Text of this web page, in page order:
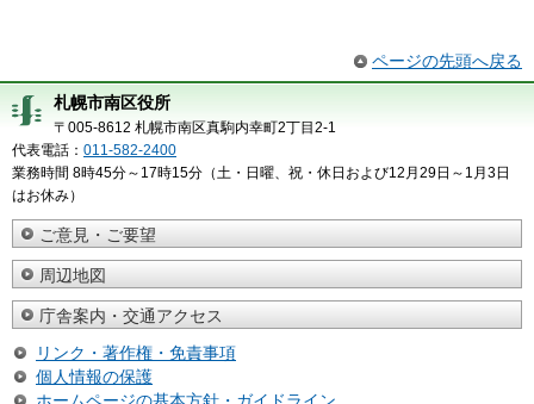
ページの先頭へ戻る
札幌市南区役所
〒005-8612 札幌市南区真駒内幸町2丁目2-1
代表電話： 011-582-2400
業務時間 8時45分～17時15分（土・日曜、祝・休日および12月29日～1月3日
はお休み）
ご意見・ご要望
周辺地図
庁舎案内・交通アクセス
リンク・著作権・免責事項
個人情報の保護